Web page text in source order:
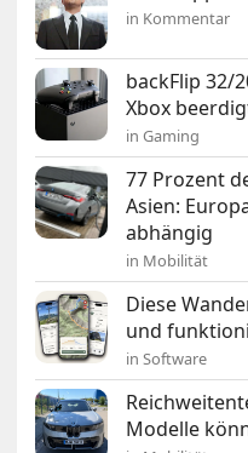
in Kommentar
backFlip 32/
Xbox
in Gaming
77 Prozent
Asien:
abhängig
in Mobilität
Diese
und
in Software
Modelle